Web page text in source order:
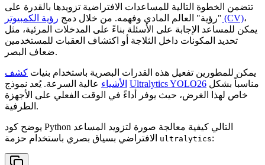
تتضمن الخطوة التالية للمساعدات الافتراضية تزويدها بالقدرة على
"رؤية" العالم المادي وفهمه. من خلال دمج رؤية الكمبيوتر (CV)،
يمكن للمساعد الإجابة على الأسئلة بناءً على المدخلات المرئية، مثل
تحديد المكونات داخل الثلاجة أو اكتشاف العقبات للمستخدمين
ضعاف البصر.
يمكن للمطورين تفعيل هذه القدرات البصرية باستخدام بنيات كشف
الأشياء Ultralytics YOLO26
خاص لهذا الغرض، حيث يوفر أداءً في الوقت الفعلي على الأجهزة
الطرفية.
يوضح كود Python التالي كيفية معالجة صورة لتزويد المساعد
ultralytics: